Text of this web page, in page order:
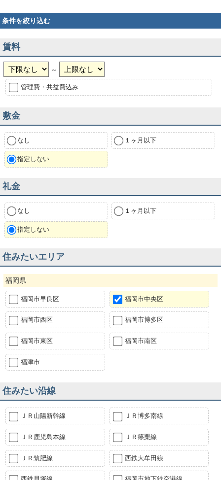
条件を絞り込む
賃料
～
管理費・共益費込み
敷金
なし １ヶ月以下
指定しない
礼金
なし １ヶ月以下
指定しない
住みたいエリア
福岡県
福岡市早良区 福岡市中央区
福岡市西区 福岡市博多区
福岡市東区 福岡市南区
福津市
住みたい沿線
ＪＲ山陽新幹線 ＪＲ博多南線
ＪＲ鹿児島本線 ＪＲ篠栗線
ＪＲ筑肥線 西鉄大牟田線